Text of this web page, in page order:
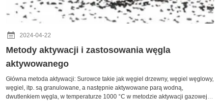
2024-04-22
Metody aktywacji i zastosowania węgla
aktywowanego
Główna metoda aktywacji: Surowce takie jak węgiel drzewny, węgiel węglowy,
węgiel, itp. są granulowane, a następnie aktywowane parą wodną,
dwutlenkiem węgla, w temperaturze 1000 °C w metodzie aktywacji gazowej.